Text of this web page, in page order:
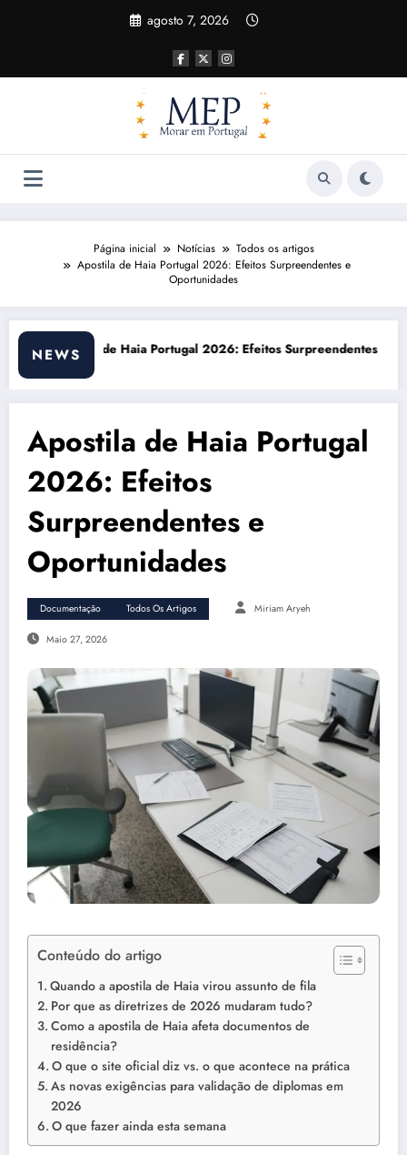
agosto 7, 2026
Página inicial Notícias
Todos os artigos
Apostila de Haia Portugal 2026: Efeitos Surpreendentes e
Oportunidades
NEWS
Efeitos Surpreendentes e OportunidadesCusto de vida em Portugal 2026:
Apostila de Haia Portugal
2026: Efeitos
Surpreendentes e
Oportunidades
Documentação Todos Os Artigos Miriam Aryeh
Maio 27, 2026
Conteúdo do artigo
Quando a apostila de Haia virou assunto de fila
Por que as diretrizes de 2026 mudaram tudo?
Como a apostila de Haia afeta documentos de
residência?
O que o site oficial diz vs. o que acontece na prática
As novas exigências para validação de diplomas em
2026
O que fazer ainda esta semana